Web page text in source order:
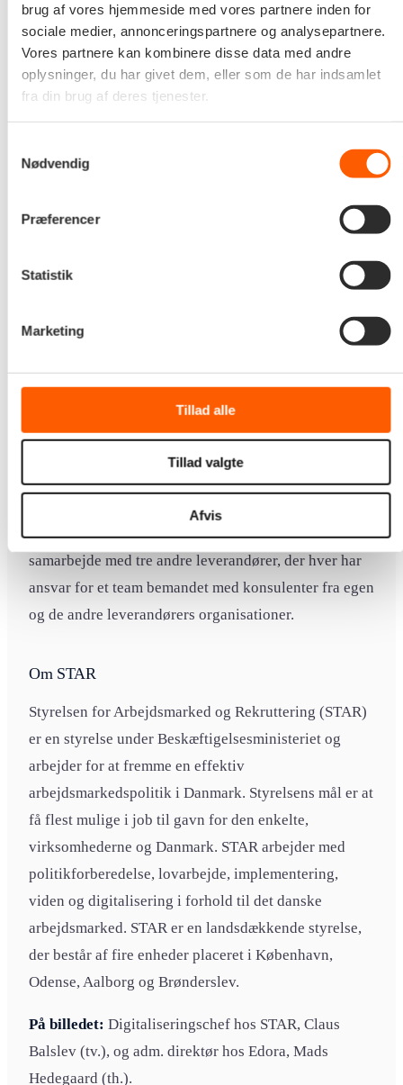
brug af vores hjemmeside med vores partnere inden for
sociale medier, annonceringspartnere og analysepartnere.
Vores partnere kan kombinere disse data med andre
oplysninger, du har givet dem, eller som de har indsamlet
fra din brug af deres tjenester.
Nødvendig
Præferencer
Statistik
Marketing
Tillad alle
Tillad valgte
Afvis
kvalitet og stabilitet høje. Dette samarbejde viser,
hvordan innovative teknologiske løsninger kan
understøtte disse krav.
og professionalisme er i højsædet. Som den eneste
løsninger, sætter vi nye standarder for
Mads Hedegaard.
Om Edora
Edora skaber samfundskritiske IT-løsninger til den
vedligeholdelsesvenlige løsninger og er en betroet
partner for flere offentlige myndigheder. Edora er
leverandør til STAR City under Styrelsen for
Arbejdsmarked og Rekruttering. Opgaven løses i
samarbejde med tre andre leverandører, der hver har
ansvar for et team bemandet med konsulenter fra egen
og de andre leverandørers organisationer.
Om STAR
Styrelsen for Arbejdsmarked og Rekruttering (STAR)
er en styrelse under Beskæftigelsesministeriet og
arbejder for at fremme en effektiv
arbejdsmarkedspolitik i Danmark. Styrelsens mål er at
få flest mulige i job til gavn for den enkelte,
virksomhederne og Danmark. STAR arbejder med
politikforberedelse, lovarbejde, implementering,
viden og digitalisering i forhold til det danske
arbejdsmarked. STAR er en landsdækkende styrelse,
der består af fire enheder placeret i København,
Odense, Aalborg og Brønderslev.
På billedet: Digitaliseringschef hos STAR, Claus
Balslev (tv.), og adm. direktør hos Edora, Mads
Hedegaard (th.).